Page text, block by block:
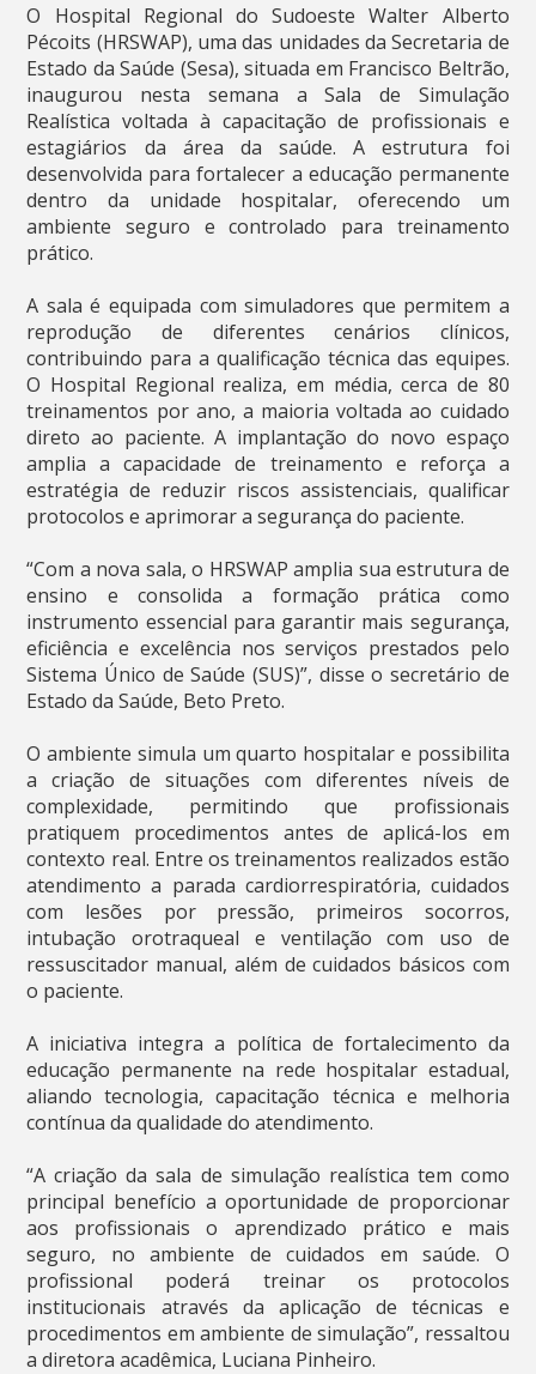
O Hospital Regional do Sudoeste Walter Alberto
Pécoits (HRSWAP), uma das unidades da Secretaria de
Estado da Saúde (Sesa), situada em Francisco Beltrão,
inaugurou nesta semana a Sala de Simulação
Realística voltada à capacitação de profissionais e
estagiários da área da saúde. A estrutura foi
desenvolvida para fortalecer a educação permanente
dentro da unidade hospitalar, oferecendo um
ambiente seguro e controlado para treinamento
prático.
A sala é equipada com simuladores que permitem a
reprodução de diferentes cenários clínicos,
contribuindo para a qualificação técnica das equipes.
O Hospital Regional realiza, em média, cerca de 80
treinamentos por ano, a maioria voltada ao cuidado
direto ao paciente. A implantação do novo espaço
amplia a capacidade de treinamento e reforça a
estratégia de reduzir riscos assistenciais, qualificar
protocolos e aprimorar a segurança do paciente.
“Com a nova sala, o HRSWAP amplia sua estrutura de
ensino e consolida a formação prática como
instrumento essencial para garantir mais segurança,
eficiência e excelência nos serviços prestados pelo
Sistema Único de Saúde (SUS)”, disse o secretário de
Estado da Saúde, Beto Preto.
O ambiente simula um quarto hospitalar e possibilita
a criação de situações com diferentes níveis de
complexidade, permitindo que profissionais
pratiquem procedimentos antes de aplicá-los em
contexto real. Entre os treinamentos realizados estão
atendimento a parada cardiorrespiratória, cuidados
com lesões por pressão, primeiros socorros,
intubação orotraqueal e ventilação com uso de
ressuscitador manual, além de cuidados básicos com
o paciente.
A iniciativa integra a política de fortalecimento da
educação permanente na rede hospitalar estadual,
aliando tecnologia, capacitação técnica e melhoria
contínua da qualidade do atendimento.
“A criação da sala de simulação realística tem como
principal benefício a oportunidade de proporcionar
aos profissionais o aprendizado prático e mais
seguro, no ambiente de cuidados em saúde. O
profissional poderá treinar os protocolos
institucionais através da aplicação de técnicas e
procedimentos em ambiente de simulação”, ressaltou
a diretora acadêmica, Luciana Pinheiro.